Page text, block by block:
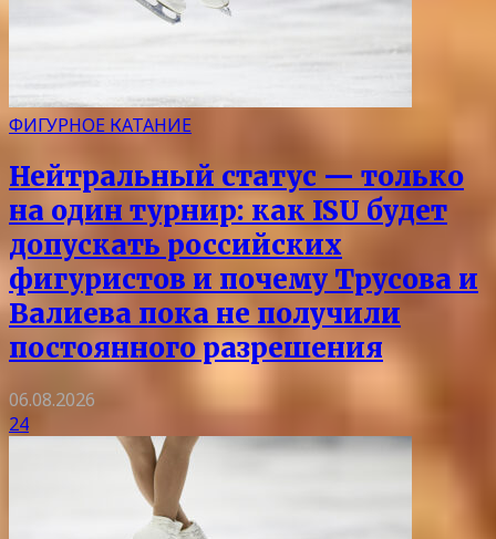
ФИГУРНОЕ КАТАНИЕ
Нейтральный статус — только
на один турнир: как ISU будет
допускать российских
фигуристов и почему Трусова и
Валиева пока не получили
постоянного разрешения
06.08.2026
24